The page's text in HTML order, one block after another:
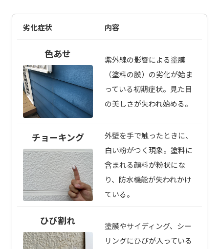
劣化症状 内容
色あせ
紫外線の影響による塗膜
（塗料の膜）の劣化が始ま
っている初期症状。見た目
の美しさが失われ始める。
チョーキング
外壁を手で触ったときに、
白い粉がつく現象。塗料に
含まれる顔料が粉状にな
り、防水機能が失われかけ
ている。
ひび割れ
塗膜やサイディング、シー
リングにひびが入っている